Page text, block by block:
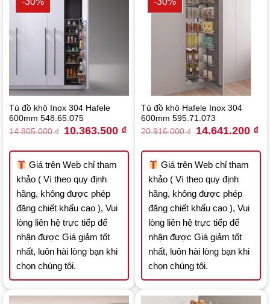
Tủ đồ khô Inox 304 Hafele
600mm 548.65.075
14.805.000₫ Original
price
14.805.000 ₫.
10.363.500 ₫Current
price
10.363.500 ₫.
Giá trên Web chỉ tham
khảo ( Vì theo quy định
hãng, không được phép
đăng chiết khấu cao ), Vui
lòng liên hệ trực tiếp để
nhận được Giá giảm tốt
nhất, luôn hài lòng bạn khi
chọn chúng tôi.
Tủ đồ khô Hafele Inox 304
600mm 595.71.073
20.916.000₫ Original
price
20.916.000 ₫.
14.641.200 ₫
Giá trên Web chỉ tham
khảo ( Vì theo quy định
hãng, không được phép
đăng chiết khấu cao ), Vui
lòng liên hệ trực tiếp để
nhận được Giá giảm tốt
nhất, luôn hài lòng bạn khi
chọn chúng tôi.